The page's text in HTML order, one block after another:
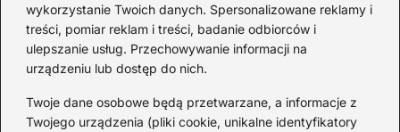
wykorzystanie Twoich danych. Spersonalizowane reklamy i
treści, pomiar reklam i treści, badanie odbiorców i
ulepszanie usług. Przechowywanie informacji na
urządzeniu lub dostęp do nich.
Twoje dane osobowe będą przetwarzane, a informacje z
Twojego urządzenia (pliki cookie, unikalne identyfikatory
Kategorie
Artyści(33)
DJ(21)
Epoka Baroku(15)